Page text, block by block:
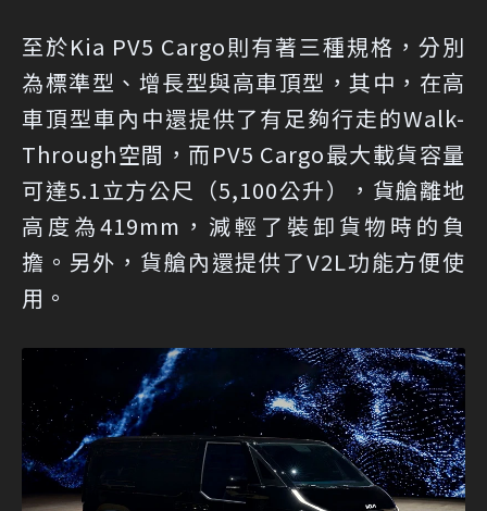
至於Kia PV5 Cargo則有著三種規格，分別
為標準型、增長型與高車頂型，其中，在高
車頂型車內中還提供了有足夠行走的Walk-
Through空間，而PV5 Cargo最大載貨容量
可達5.1立方公尺（5,100公升），貨艙離地
高度為419mm，減輕了裝卸貨物時的負
擔。另外，貨艙內還提供了V2L功能方便使
用。